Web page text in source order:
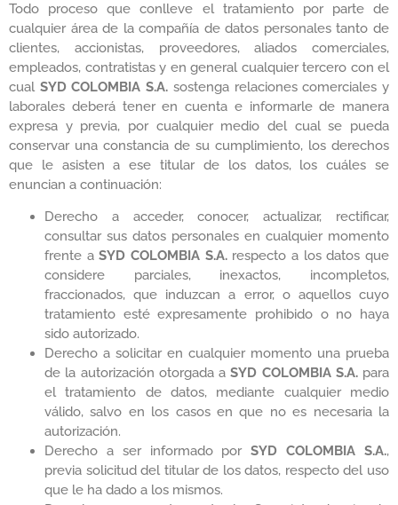
Todo proceso que conlleve el tratamiento por parte de
cualquier área de la compañía de datos personales tanto de
clientes, accionistas, proveedores, aliados comerciales,
empleados, contratistas y en general cualquier tercero con el
cual SYD COLOMBIA S.A. sostenga relaciones comerciales y
laborales deberá tener en cuenta e informarle de manera
expresa y previa, por cualquier medio del cual se pueda
conservar una constancia de su cumplimiento, los derechos
que le asisten a ese titular de los datos, los cuáles se
enuncian a continuación:
Derecho a acceder, conocer, actualizar, rectificar,
consultar sus datos personales en cualquier momento
frente aSYD COLOMBIA S.A.respecto a los datos que
considere parciales, inexactos, incompletos,
fraccionados, que induzcan a error, o aquellos cuyo
tratamiento esté expresamente prohibido o no haya
sido autorizado.
Derecho a solicitar en cualquier momento una prueba
de la autorización otorgada aSYD COLOMBIA S.A.para
el tratamiento de datos, mediante cualquier medio
válido, salvo en los casos en que no es necesaria la
autorización.
Derecho a ser informado porSYD COLOMBIA S.A.,
previa solicitud del titular de los datos, respecto del uso
que le ha dado a los mismos.